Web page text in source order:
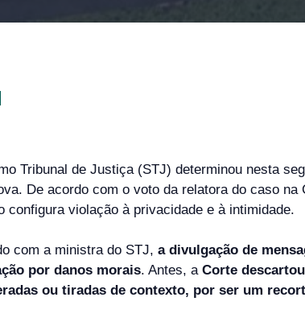
Tribunal de Justiça (STJ) determinou nesta
De acordo com o voto da relatora do caso
configura violação à privacidade e à intimidade.
com a ministra do STJ, a divulgação de
por danos morais. Antes, a Corte
ou tiradas de contexto, por ser um